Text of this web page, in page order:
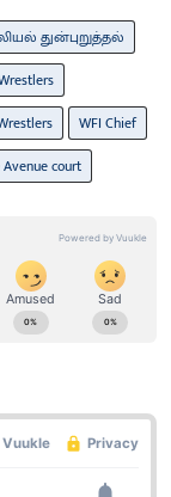
துன்புறுத்தல்
WFI Chief
Avenue court